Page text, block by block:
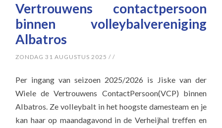
Vertrouwens contactpersoon
binnen volleybalvereniging
Albatros
ZONDAG 31 AUGUSTUS 2025 //
Per ingang van seizoen 2025/2026 is Jiske van der
Wiele de Vertrouwens ContactPersoon(VCP) binnen
Albatros. Ze volleybalt in het hoogste damesteam en je
kan haar op maandagavond in de Verheijhal treffen en